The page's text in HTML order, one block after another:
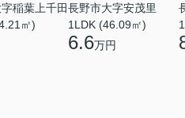
稲葉上千田
㎡)
長野市大字安茂里
1LDK (46.09㎡)
6.6万円